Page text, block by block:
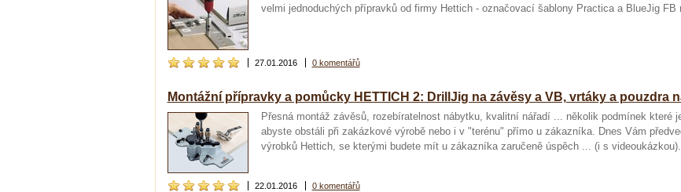
velmi jednoduchých přípravků od firmy Hettich - označovací šablony Practica a BlueJig FB
27.01.2016 0 komentářů
Montážní přípravky a pomůcky HETTICH 2: DrillJig na závěsy a VB, vrtáky a pouzdra
Přesná montáž závěsů, rozebíratelnost nábytku, kvalitní nářadí ... několik podmínek které
abyste obstáli při zakázkové výrobě nebo i v "terénu" přímo u zákazníka. Dnes Vám
výrobků Hettich, se kterými budete mít u zákazníka zaručeně úspěch ... (i s videoukázkou).
22.01.2016 0 komentářů